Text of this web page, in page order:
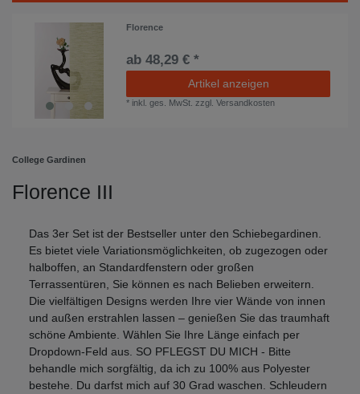
Florence
ab 48,29 € *
Artikel anzeigen
* inkl. ges. MwSt. zzgl.Versandkosten
College Gardinen
Florence III
Das 3er Set ist der Bestseller unter den Schiebegardinen.
Es bietet viele Variationsmöglichkeiten, ob zugezogen oder
halboffen, an Standardfenstern oder großen
Terrassentüren, Sie können es nach Belieben erweitern.
Die vielfältigen Designs werden Ihre vier Wände von innen
und außen erstrahlen lassen – genießen Sie das traumhaft
schöne Ambiente. Wählen Sie Ihre Länge einfach per
Dropdown-Feld aus. SO PFLEGST DU MICH - Bitte
behandle mich sorgfältig, da ich zu 100% aus Polyester
bestehe. Du darfst mich auf 30 Grad waschen. Schleudern